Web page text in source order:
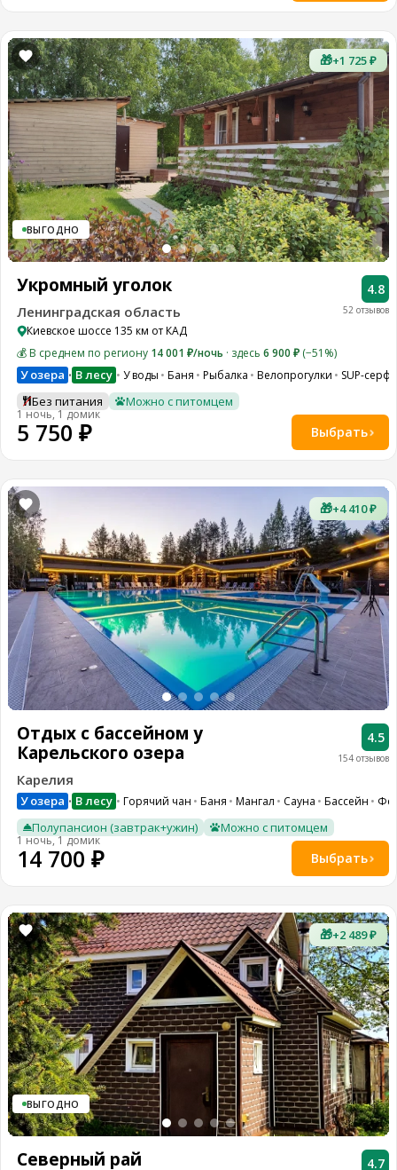
🎁+1 725 ₽
ВЫГОДНО
52 отзывов
4.8
Укромный уголок
Ленинградская область
Киевское шоссе 135 км от КАД
💰 В среднем по региону 14 001 ₽/ночь · здесь 6 900 ₽ (−51%)
У озера • В лесу У воды Баня Рыбалка Велопрогулки SUP-серф
Без питания Можно с питомцем
1 ночь, 1 домик
5 750 ₽ Выбрать
🎁+4 410 ₽
154 отзывов
4.5
Отдых с бассейном у
Карельского озера
Карелия
У озера • В лесу Горячий чан Баня Мангал Сауна Бассейн
Полупансион (завтрак+ужин) Можно с питомцем
1 ночь, 1 домик
14 700 ₽ Выбрать
🎁+2 489 ₽
ВЫГОДНО
4.7
Северный рай